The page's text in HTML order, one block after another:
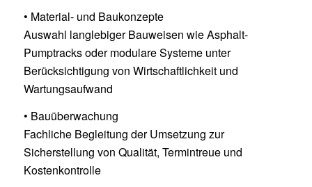
• Material- und Baukonzepte
Auswahl langlebiger Bauweisen wie Asphalt-
Pumptracks oder modulare Systeme unter
Berücksichtigung von Wirtschaftlichkeit und
Wartungsaufwand
• Bauüberwachung
Fachliche Begleitung der Umsetzung zur
Sicherstellung von Qualität, Termintreue und
Kostenkontrolle